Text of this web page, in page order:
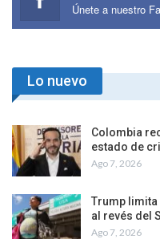
Únete a nuestro
Lo nuevo
Colombia
estado de
Ago 7, 2026
Trump
al revés del
Ago 7, 2026